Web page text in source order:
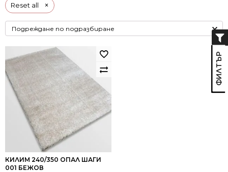
Reset all ×
КИЛИМ 240/350 ОПАЛ ШАГИ
001 БЕЖОВ